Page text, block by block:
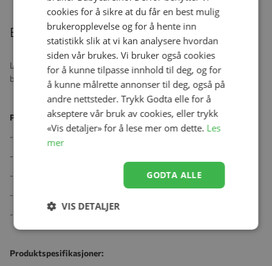
Beskrivelse
Langermet omslagsbody i økologisk bomull. Bodyen lukkes med
både trykknapper og bånd.
Produktegenskaper:
- Jersey med elastan
- Med trykk som matcher HOME-kolleksjonen
- Myk, elastisk og behagelig å ha på
- Pustende kvalitet
- Høy kvalitet som holder form og farge
Produktspesifikasjoner:
cookies for å sikre at du får en best mulig
brukeropplevelse og for å hente inn
statistikk slik at vi kan analysere hvordan
siden vår brukes. Vi bruker også cookies
for å kunne tilpasse innhold til deg, og for
å kunne målrette annonser til deg, også på
andre nettsteder. Trykk Godta elle for å
akseptere vår bruk av cookies, eller trykk
«Vis detaljer» for å lese mer om dette. Les
mer
GODTA ALLE
VIS DETALJER